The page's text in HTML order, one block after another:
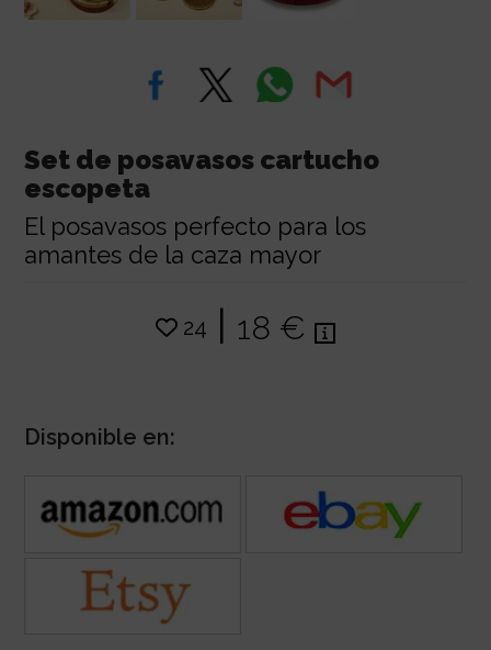
Set de posavasos cartucho
escopeta
El posavasos perfecto para los
amantes de la caza mayor
24 | 18 €
Disponible en: